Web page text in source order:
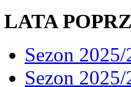
LATA
Sezon
Sezon